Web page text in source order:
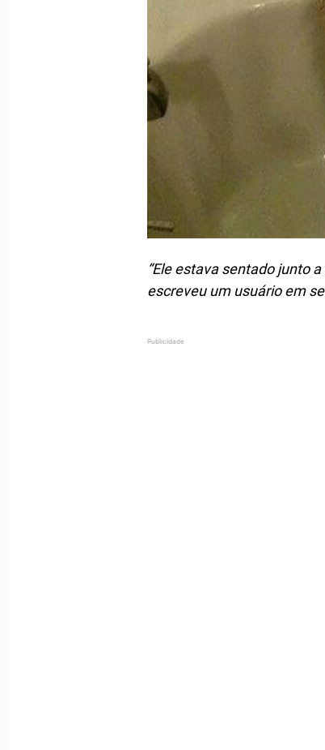
“Ele estava sentado junto
escreveu um usuário em